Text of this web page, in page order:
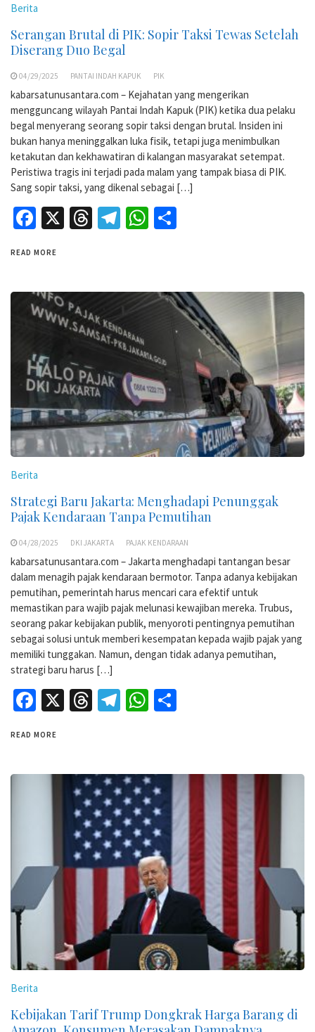
Berita
Serangan Brutal di PIK: Sopir Taksi Tewas Setelah
Diserang Duo Begal
04/29/2025 PANTAI INDAH KAPUK PIK
kabarsatunusantara.com – Kejahatan yang mengerikan
mengguncang wilayah Pantai Indah Kapuk (PIK) ketika dua pelaku
begal menyerang seorang sopir taksi dengan brutal. Insiden ini
bukan hanya meninggalkan luka fisik, tetapi juga menimbulkan
ketakutan dan kekhawatiran di kalangan masyarakat setempat.
Peristiwa tragis ini terjadi pada malam yang tampak biasa di PIK.
Sang sopir taksi, yang dikenal sebagai […]
Facebook
X Threads
Telegram
WhatsApp
READ MORE
Berita
Strategi Baru Jakarta: Menghadapi Penunggak
Pajak Kendaraan Tanpa Pemutihan
04/28/2025 DKI JAKARTA PAJAK KENDARAAN
kabarsatunusantara.com – Jakarta menghadapi tantangan besar
dalam menagih pajak kendaraan bermotor. Tanpa adanya kebijakan
pemutihan, pemerintah harus mencari cara efektif untuk
memastikan para wajib pajak melunasi kewajiban mereka. Trubus,
seorang pakar kebijakan publik, menyoroti pentingnya pemutihan
sebagai solusi untuk memberi kesempatan kepada wajib pajak yang
memiliki tunggakan. Namun, dengan tidak adanya pemutihan,
strategi baru harus […]
Facebook
X Threads
Telegram
WhatsApp
READ MORE
Berita
Kebijakan Tarif Trump Dongkrak Harga Barang di